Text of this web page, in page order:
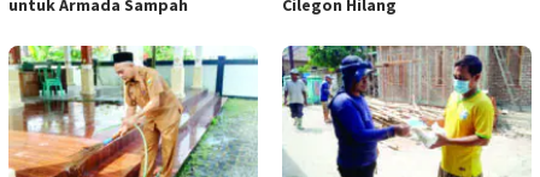
untuk Armada Sampah
Cilegon Hilang